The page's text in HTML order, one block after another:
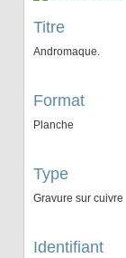
Titre
Andromaque.
Format
Planche
Type
Gravure sur cuivre
Identifiant